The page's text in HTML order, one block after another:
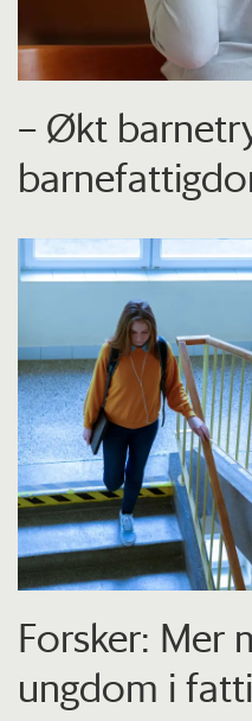
– Økt
Forsker: Mer
ungdom i